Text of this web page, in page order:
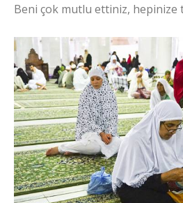
Beni çok mutlu ettiniz, hepinize